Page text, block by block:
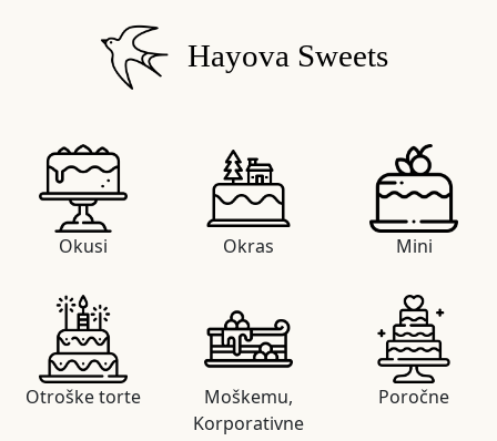
Hayova Sweets
Okusi Okras Mini
Otroške torte
Moškemu,
Korporativne
Poročne